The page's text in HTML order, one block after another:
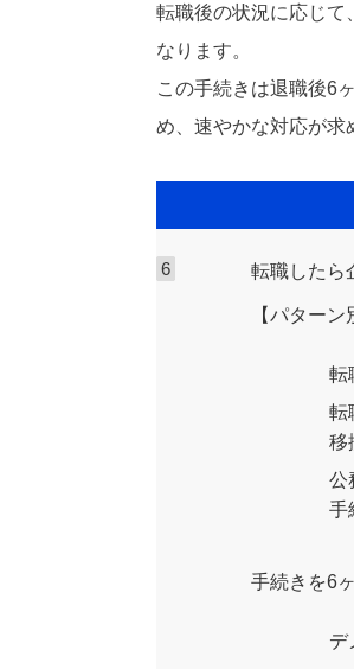
転職後の状況に応じて
なります。
この手続きは退職後6
め、速やかな対応が求
転職したら
【パター
転
転
移
公
手
手続きを6
デ